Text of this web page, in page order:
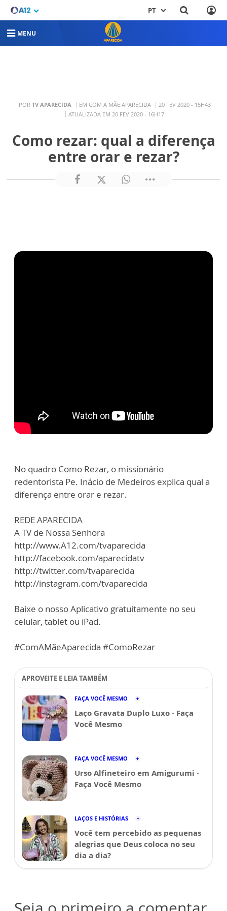
PT
MENU
POR TV APARECIDA EM COM A MÃE APARECIDA
20 FEV 2020 - 15H43
ATUALIZADA EM 20 FEV 2020 - 16H17
Como rezar: qual a diferença
entre orar e rezar?
No quadro Como Rezar, o missionário
redentorista Pe. Inácio de Medeiros explica qual a
diferença entre orar e rezar.
REDE APARECIDA
A TV de Nossa Senhora
http://www.A12.com/tvaparecida
http://facebook.com/aparecidatv
http://twitter.com/tvaparecida
http://instagram.com/tvaparecida
Baixe o nosso Aplicativo gratuitamente no seu
celular, tablet ou iPad.
#ComAMãeAparecida #ComoRezar
APROVEITE E LEIA TAMBÉM
FAÇA VOCÊ MESMO
Laço Gravata Duplo Luxo - Faça
Você Mesmo
FAÇA VOCÊ MESMO
Urso Alfineteiro em Amigurumi -
Faça Você Mesmo
LAÇOS E HISTÓRIAS
Você tem percebido as pequenas
alegrias que Deus coloca no seu
dia a dia?